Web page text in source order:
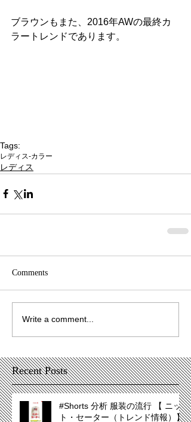
ブラウンもまた、2016年AWの最終カ
ラートレンドであります。
Tags:
レディス-カラー
レディス
Comments
Write a comment...
Recent Posts
#Shorts 分析 服装の流行 【 ニッ
ト・セーター（トレンド情報）】